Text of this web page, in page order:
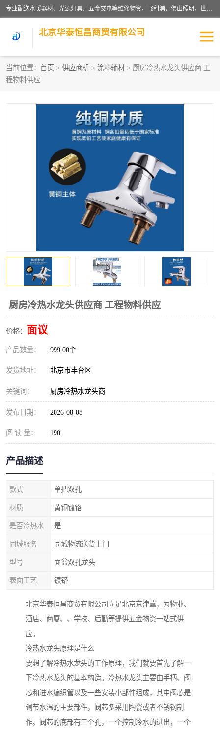
专业配送水暖器材、光源灯具、五金交电等维修物资，飞利浦，佛山照明，世达，博世，九牧，特陶等各产品涉及国内外知名品牌。公司专注与物业、学校、酒店、工厂等单位合作，提供一站式配送服务，降低客户综合成本。依托电子商务改变传统模式，以专业的团队为客户提供24H物资配送到达，货到月结、统一开票，便捷退换等服务，提高了企业的运营效率。
北京华泰恒昌商贸有限公司
当前位置： 首页 > 供应商机 > 涂料辅材 > 厨房冷热水龙头供应商 工
程物料供应
厨房冷热水龙头供应商 工程物料供应
价格： 面议
产品数量： 999.00个
发货地址： 北京市丰台区
关键词： 厨房冷热水龙头商
发布日期： 2026-08-08
阅 读 量： 190
产品描述
款式 单把双孔
材质 黄铜镀铬
是否冷热水 是
同城服务 同城物流送货上门
型号 面盆双孔龙头
表面工艺 镀铬
北京华泰恒昌商贸有限公司立足北京京津冀，为物业、
酒店、商厦、、学校、后勤等提供五金物资一站式供
应。
冷热水龙头原理是什么
要想了解冷热水龙头的工作原理，我们就要首先了解一
下冷热水龙头的基本构造。冷热水龙头主要由手柄、阀
芯和进水编织管以及一些安装小部件组成，其中阀芯是
调节水温的主要部件，阀芯多采用陶瓷或者不锈钢制
作。阀芯的底部有三个孔，一个控制冷水的进出，一个
水暖阀门
涂料辅材